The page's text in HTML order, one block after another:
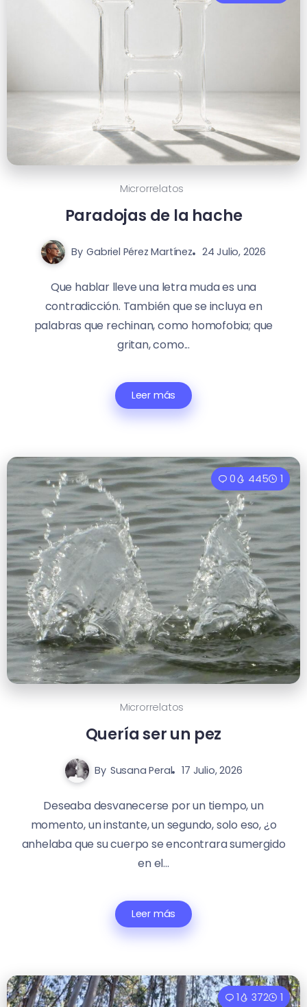
Microrrelatos
Paradojas de la hache
By Gabriel Pérez Martínez 24 Julio, 2026
Que hablar lleve una letra muda es una
contradicción. También que se incluya en
palabras que rechinan, como homofobia; que
gritan, como...
Leer más
0 445 1
Microrrelatos
Quería ser un pez
By Susana Peral 17 Julio, 2026
Deseaba desvanecerse por un tiempo, un
momento, un instante, un segundo, solo eso, ¿o
anhelaba que su cuerpo se encontrara sumergido
en el...
Leer más
1 372 1